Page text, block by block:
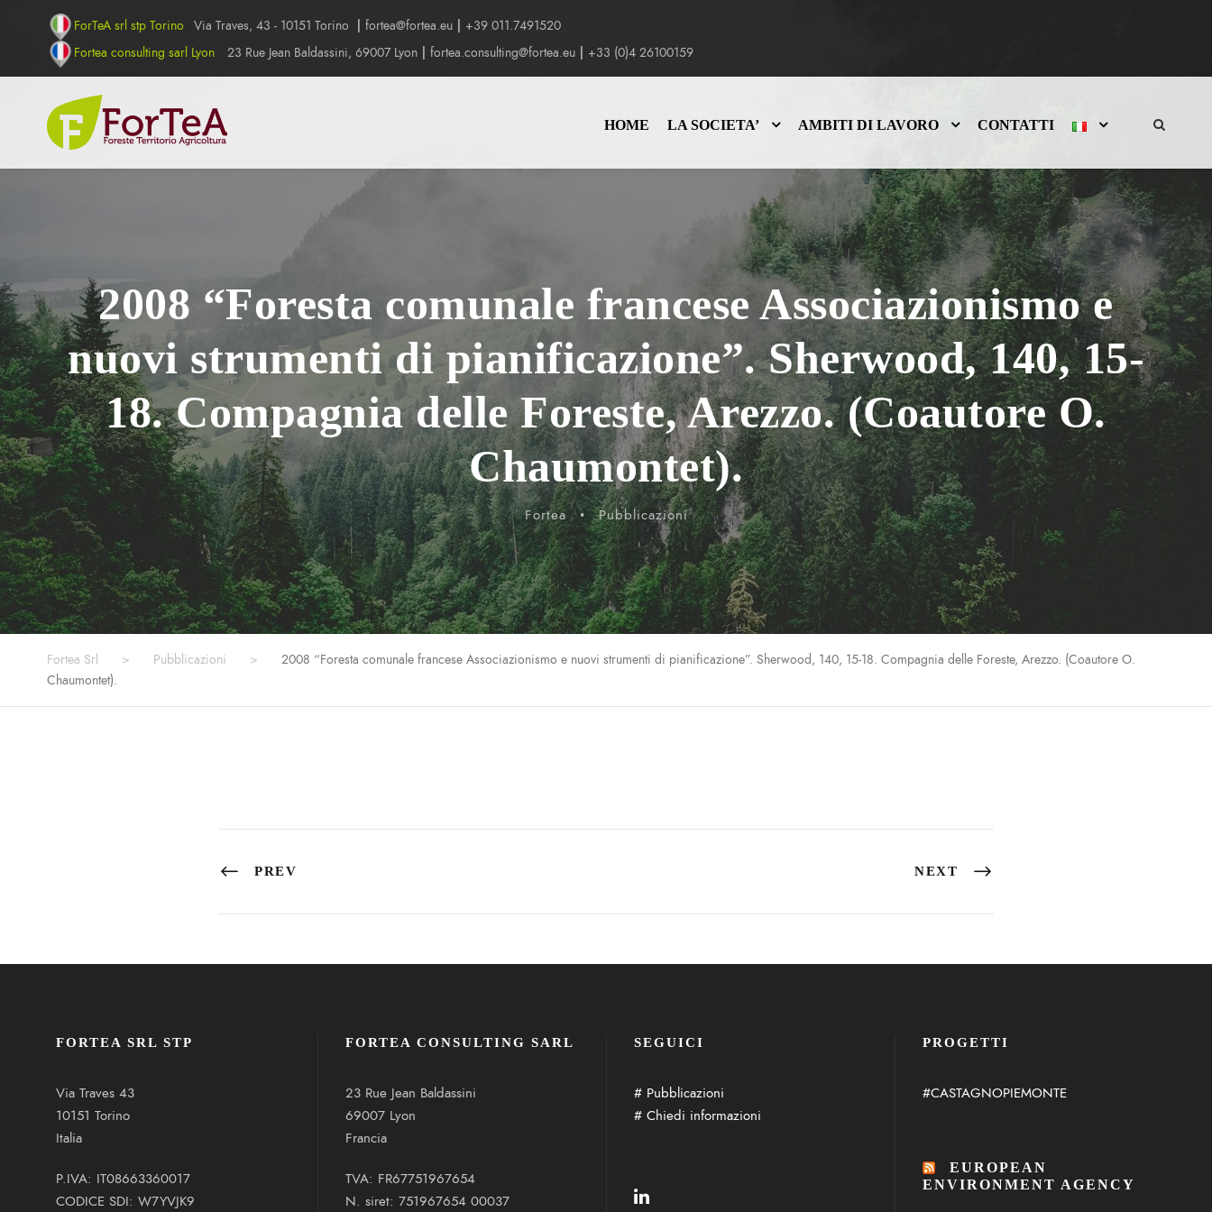
ForTeA srl stp Torino Via Traves, 43 - 10151 Torino fortea@fortea.eu
+39 011.7491520
Fortea consulting sarl Lyon
23 Rue Jean Baldassini, 69007 Lyon fortea.consulting@fortea.eu +33 (0)4 26100159
HOME LA SOCIETA’ AMBITI DI LAVORO CONTATTI
2008 “Foresta comunale francese Associazionismo e
nuovi strumenti di pianificazione”. Sherwood, 140, 15-
18. Compagnia delle Foreste, Arezzo. (Coautore O.
Chaumontet).
Fortea • Pubblicazioni
Fortea Srl > Pubblicazioni >
2008 “Foresta comunale francese Associazionismo e nuovi strumenti di pianificazione”. Sherwood, 140, 15-18. Compagnia delle Foreste, Arezzo. (Coautore O.
Chaumontet).
PREV NEXT
FORTEA SRL STP
Via Traves 43
10151 Torino
Italia
P.IVA: IT08663360017
CODICE SDI: W7YVJK9
FORTEA CONSULTING SARL
23 Rue Jean Baldassini
69007 Lyon
Francia
TVA: FR67751967654
N. siret: 751967654 00037
SEGUICI
# Pubblicazioni
# Chiedi informazioni
PROGETTI
#CASTAGNOPIEMONTE
EUROPEAN
ENVIRONMENT AGENCY